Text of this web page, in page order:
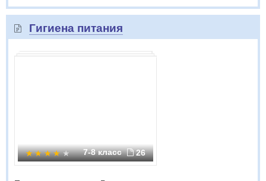
Гигиена питания
7-8 класс 26